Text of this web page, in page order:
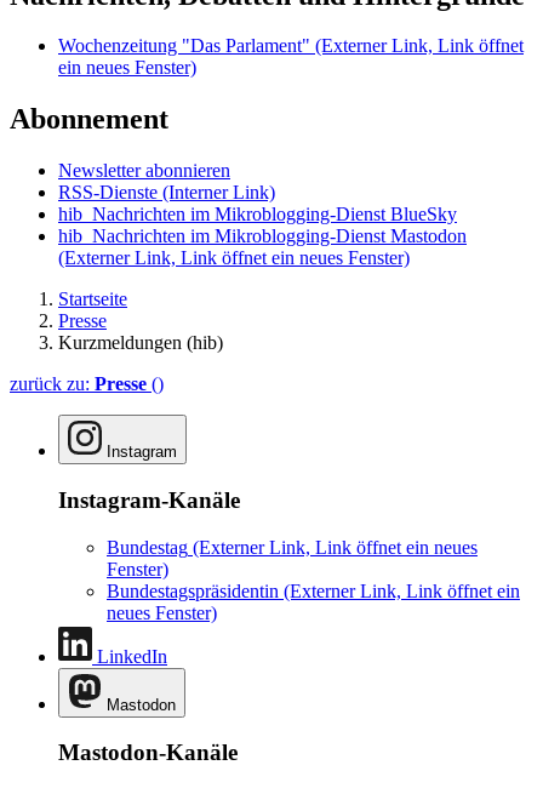
Wochenzeitung "Das Parlament" (Externer Link, Link öffnet
ein neues Fenster)
Abonnement
Newsletter abonnieren
RSS-Dienste (Interner Link)
hib_Nachrichten im Mikroblogging-Dienst BlueSky
hib_Nachrichten im Mikroblogging-Dienst Mastodon
(Externer Link, Link öffnet ein neues Fenster)
Startseite
Presse
Kurzmeldungen (hib)
zurück zu: Presse ()
Instagram
Instagram-Kanäle
Bundestag (Externer Link, Link öffnet ein neues
Fenster)
Bundestagspräsidentin (Externer Link, Link öffnet ein
neues Fenster)
LinkedIn
Mastodon
Mastodon-Kanäle